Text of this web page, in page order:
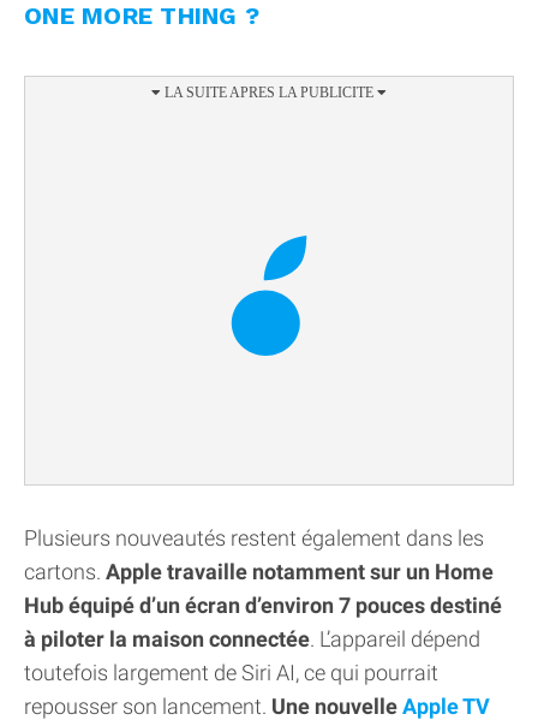
ONE MORE THING ?
Plusieurs nouveautés restent également dans les
cartons. Apple travaille notamment sur un Home
Hub équipé d’un écran d’environ 7 pouces destiné
à piloter la maison connectée. L’appareil dépend
toutefois largement de Siri AI, ce qui pourrait
repousser son lancement. Une nouvelleApple TV